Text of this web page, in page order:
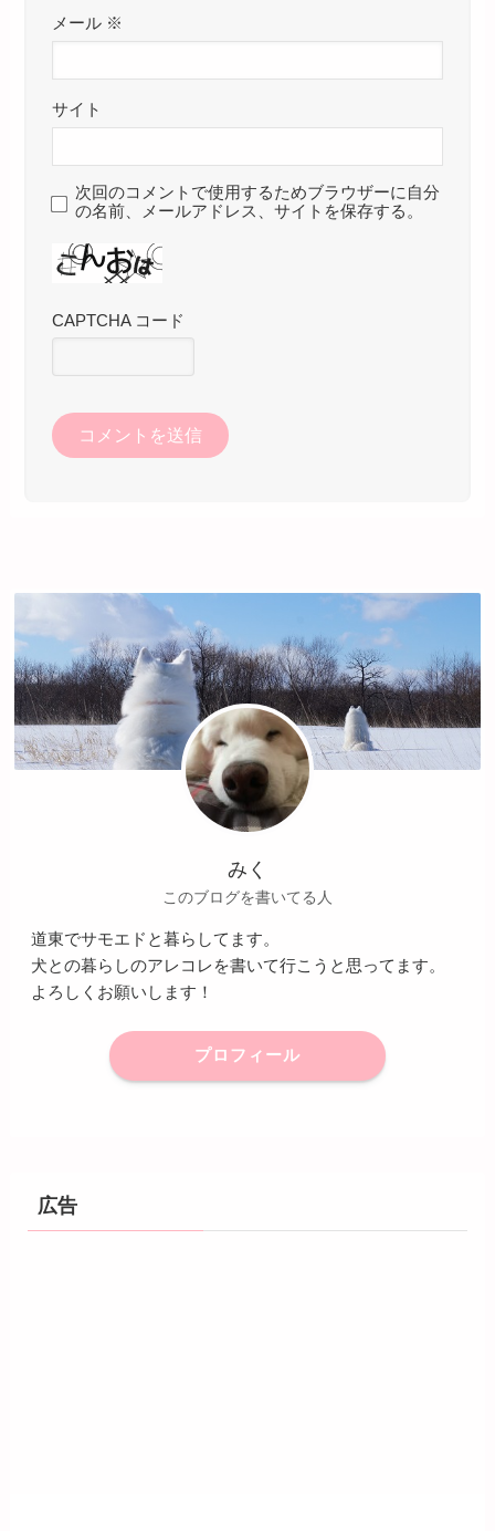
メール ※
サイト
次回のコメントで使用するためブラウザーに自分
の名前、メールアドレス、サイトを保存する。
CAPTCHA コード
みく
このブログを書いてる人
道東でサモエドと暮らしてます。
犬との暮らしのアレコレを書いて行こうと思ってます。
よろしくお願いします！
プロフィール
広告